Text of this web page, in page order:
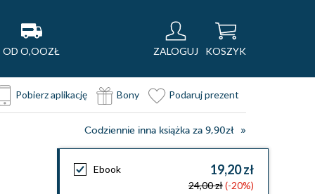
OD O,OOZŁ ZALOGUJ KOSZYK
Pobierz aplikację Bony Podaruj prezent
Codziennie inna książka za 9,90zł
Ebook 19,20 zł
24,00 zł(-20%)